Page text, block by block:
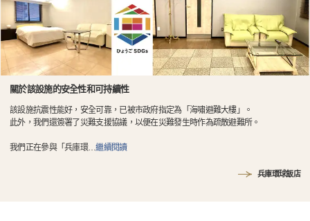
關於該設施的安全性和可持續性
該設施抗震性能好，安全可靠，已被市政府指定為「海嘯避難大樓」。
此外，我們還簽署了災難支援協議，以便在災難發生時作為疏散避難所。
我們正在參與「兵庫環…繼續閱讀
兵庫環球飯店